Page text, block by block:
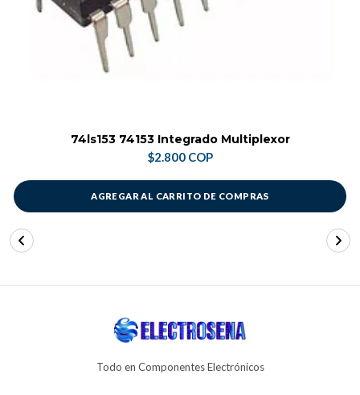
74ls153 74153 Integrado Multiplexor
$2.800 COP
AGREGAR AL CARRITO DE COMPRAS
Todo en Componentes Electrónicos